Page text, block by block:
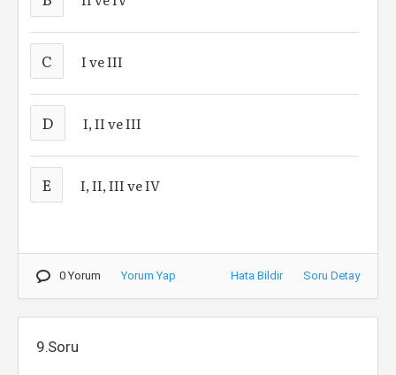
C I ve III
D I, II ve III
E I, II, III ve IV
0 Yorum Yorum Yap Hata Bildir Soru Detay
9.Soru